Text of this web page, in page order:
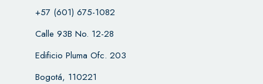
+57 (601) 675-1082
Calle 93B No. 12-28
Edificio Pluma Ofc. 203
Bogotá, 110221